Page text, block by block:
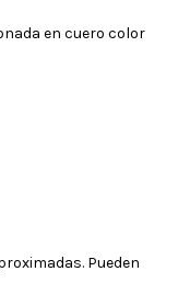
en cuero color
Pueden